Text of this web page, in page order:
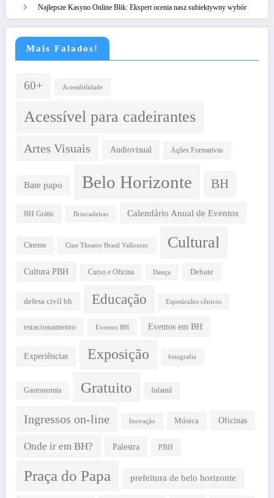
Najlepsze Kasyno Online Blik: Ekspert ocenia nasz subiektywny wybór
Mais Falados!
60+ Acessibilidade
Acessível para cadeirantes
Artes Visuais Audiovisual Ações Formativas
Bate papo Belo Horizonte BH
BH Grátis Brincadeiras Calendário Anual de Eventos
Cinema Cine Theatro Brasil Vallourec Cultural
Cultura PBH Curso e Oficina Dança Debate
defesa civil bh Educação Espetáculos cênicos
estacionamento Eventos BH Eventos em BH
Experiências Exposição fotografia
Gastronomia Gratuito Infantil
Ingressos on-line Inovação Música Oficinas
Onde ir em BH? Palestra PBH
Praça do Papa prefeitura de belo horizonte